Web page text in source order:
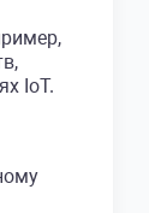
IoT.